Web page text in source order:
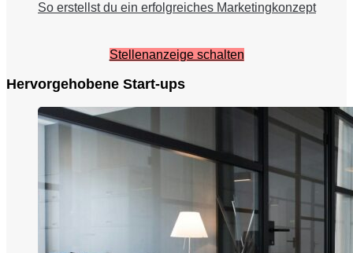
So erstellst du ein erfolgreiches Marketingkonzept
Stellenanzeige schalten
Hervorgehobene Start-ups